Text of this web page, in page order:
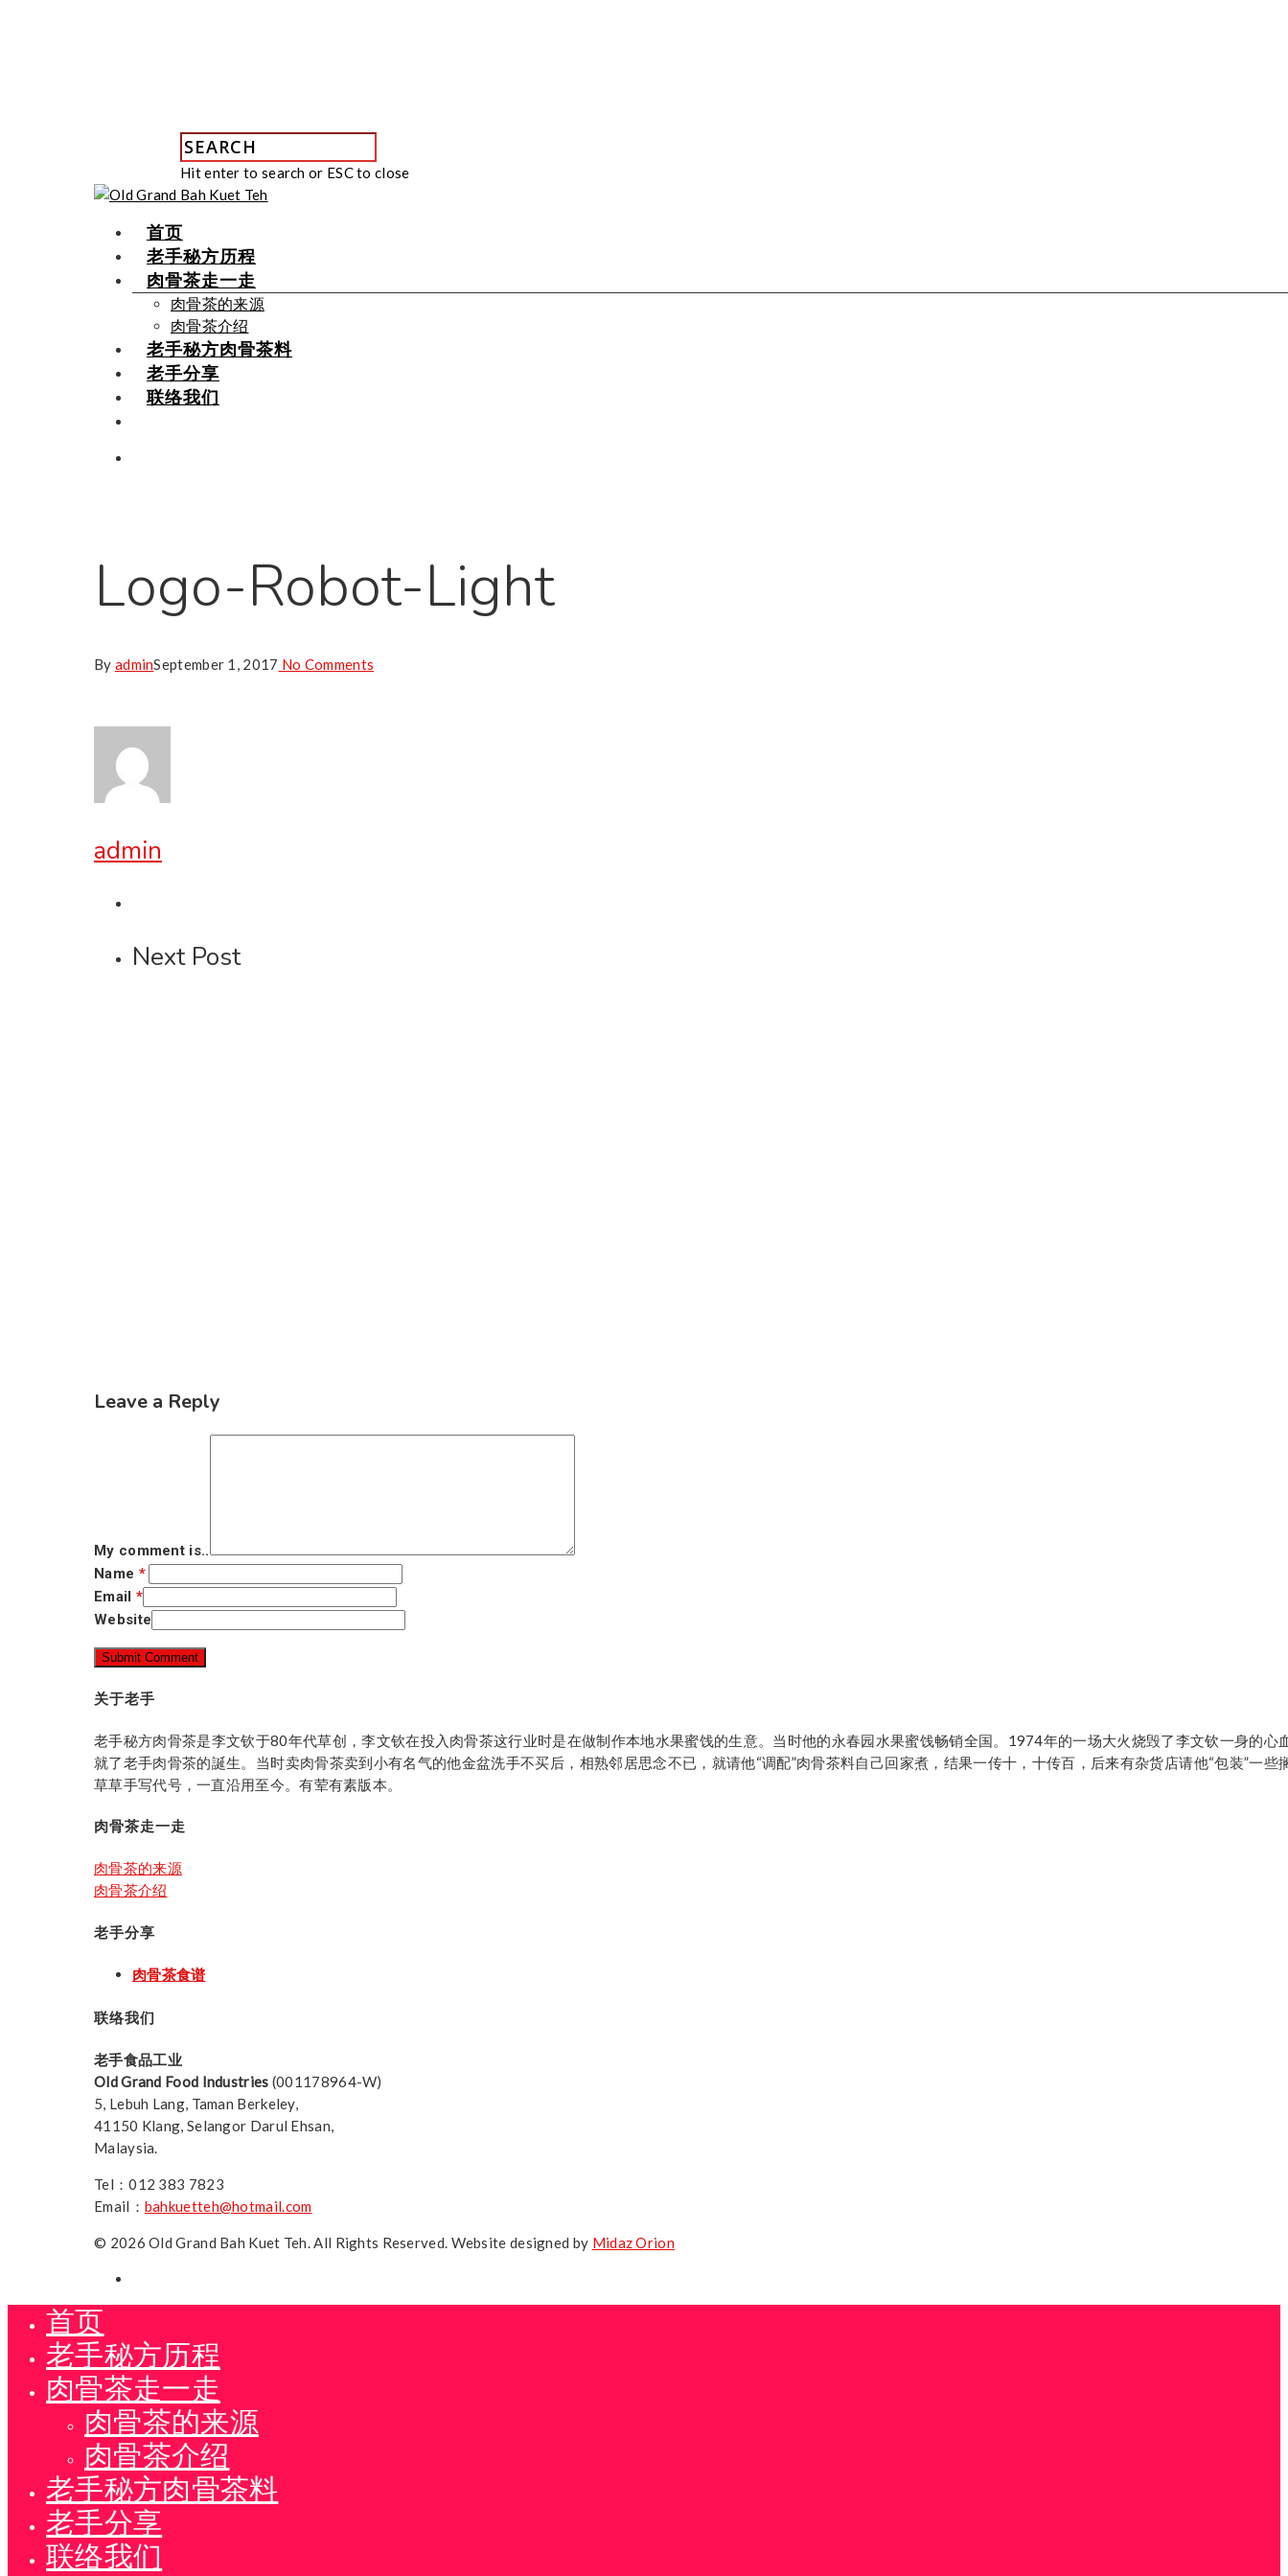
Hit enter to search or ESC to close
首页
老手秘方历程
肉骨茶走一走
肉骨茶的来源
肉骨茶介绍
老手秘方肉骨茶料
老手分享
联络我们
Logo-Robot-Light
By adminSeptember 1, 2017 No Comments
admin
Next Post
Leave a Reply
My comment is..
Name *
Email *
Website
关于老手
老手秘方肉骨茶是李文钦于80年代草创，李文钦在投入肉骨茶这行业时是在做制作本地水果蜜饯的生意。当时他的永春园水果蜜饯畅销全国。1974年的一场大火烧毁了李文钦一身的心
就了老手肉骨茶的誕生。当时卖肉骨茶卖到小有名气的他金盆洗手不买后，相熟邻居思念不已，就请他“调配”肉骨茶料自己回家煮，结果一传十，十传百，后来有杂货店请他“包装”一些
草草手写代号，一直沿用至今。有荤有素版本。
肉骨茶走一走
肉骨茶的来源
肉骨茶介绍
老手分享
肉骨茶食谱
联络我们
老手食品工业
Old Grand Food Industries (001178964-W)
5, Lebuh Lang, Taman Berkeley,
41150 Klang, Selangor Darul Ehsan,
Malaysia.
Tel：012 383 7823
Email： bahkuetteh@hotmail.com
© 2026 Old Grand Bah Kuet Teh. All Rights Reserved. Website designed by Midaz Orion
首页
老手秘方历程
肉骨茶走一走
肉骨茶的来源
肉骨茶介绍
老手秘方肉骨茶料
老手分享
联络我们